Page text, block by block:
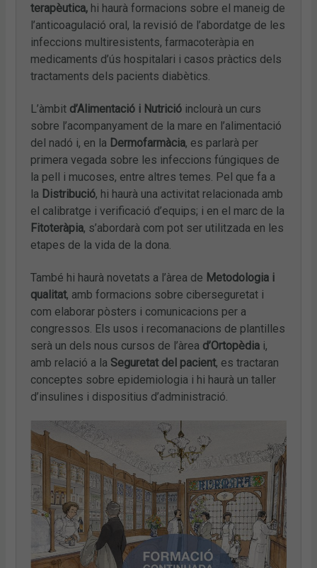
terapèutica, hi haurà formacions sobre el maneig de
l’anticoagulació oral, la revisió de l’abordatge de les
infeccions multiresistents, farmacoteràpia en
medicaments d’ús hospitalari i casos pràctics dels
tractaments dels pacients diabètics.
L’àmbit d’Alimentació i Nutrició inclourà un curs
sobre l’acompanyament de la mare en l’alimentació
del nadó i, en la Dermofarmàcia, es parlarà per
primera vegada sobre les infeccions fúngiques de
la pell i mucoses, entre altres temes. Pel que fa a
la Distribució, hi haurà una activitat relacionada amb
el calibratge i verificació d’equips; i en el marc de la
Fitoteràpia, s’abordarà com pot ser utilitzada en les
etapes de la vida de la dona.
També hi haurà novetats a l’àrea de Metodologia i
qualitat, amb formacions sobre ciberseguretat i
com elaborar pòsters i comunicacions per a
congressos. Els usos i recomanacions de plantilles
serà un dels nous cursos de l’àrea d’Ortopèdia i,
amb relació a la Seguretat del pacient, es tractaran
conceptes sobre epidemiologia i hi haurà un taller
d’insulines i dispositius d’administració.